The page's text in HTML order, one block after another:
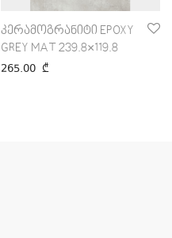
კერამოგრანიტი EPOXY
GREY MAT 239.8×119.8
265.00 ₾